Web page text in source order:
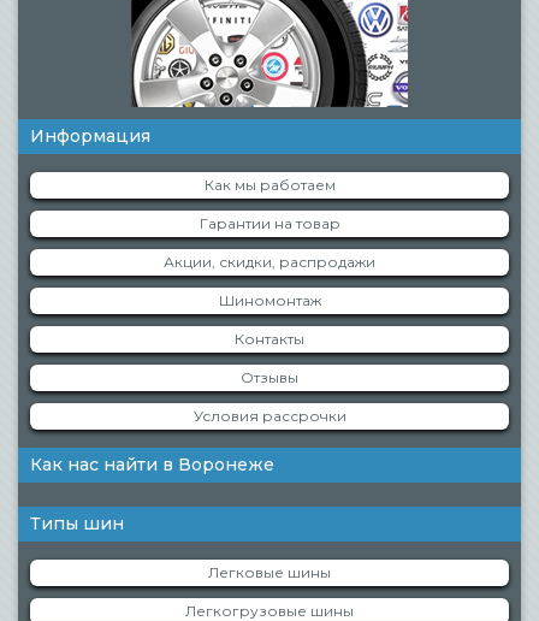
Информация
Как мы работаем
Гарантии на товар
Акции, скидки, распродажи
Шиномонтаж
Контакты
Отзывы
Условия рассрочки
Как нас найти в Воронеже
Типы шин
Легковые шины
Легкогрузовые шины